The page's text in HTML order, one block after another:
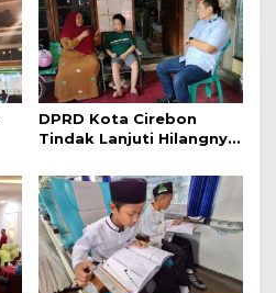
DPRD Kota Cirebon
Tindak Lanjuti Hilangnya
Disabilitas